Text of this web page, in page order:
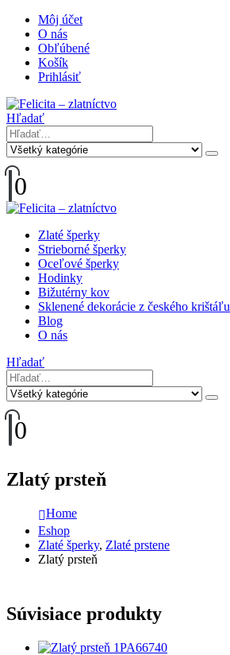
Môj účet
O nás
Obľúbené
Košík
Prihlásiť
Hľadať
0
Zlaté šperky
Strieborné šperky
Oceľové šperky
Hodinky
Bižutérny kov
Sklenené dekorácie z českého krištáľu
Blog
O nás
Hľadať
0
Zlatý prsteň
Home
Eshop
Zlaté šperky, Zlaté prstene
Zlatý prsteň
Súvisiace produkty